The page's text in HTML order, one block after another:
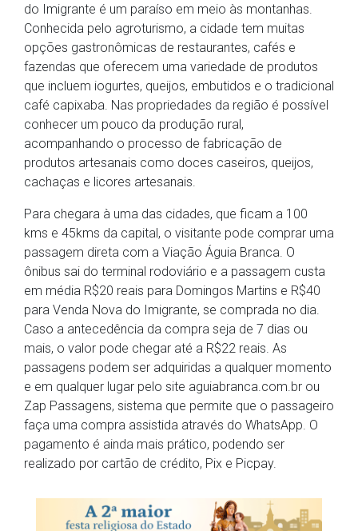
do Imigrante é um paraíso em meio às montanhas.
Conhecida pelo agroturismo, a cidade tem muitas
opções gastronômicas de restaurantes, cafés e
fazendas que oferecem uma variedade de produtos
que incluem iogurtes, queijos, embutidos e o tradicional
café capixaba. Nas propriedades da região é possível
conhecer um pouco da produção rural,
acompanhando o processo de fabricação de
produtos artesanais como doces caseiros, queijos,
cachaças e licores artesanais.
Para chegara à uma das cidades, que ficam a 100
kms e 45kms da capital, o visitante pode comprar uma
passagem direta com a Viação Águia Branca. O
ônibus sai do terminal rodoviário e a passagem custa
em média R$20 reais para Domingos Martins e R$40
para Venda Nova do Imigrante, se comprada no dia.
Caso a antecedência da compra seja de 7 dias ou
mais, o valor pode chegar até a R$22 reais. As
passagens podem ser adquiridas a qualquer momento
e em qualquer lugar pelo site aguiabranca.com.br ou
Zap Passagens, sistema que permite que o passageiro
faça uma compra assistida através do WhatsApp. O
pagamento é ainda mais prático, podendo ser
realizado por cartão de crédito, Pix e Picpay.